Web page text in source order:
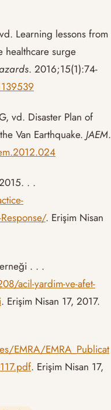
Learning lessons from
healthcare surge
. 2016;15(1):74-
vd. Disaster Plan of
Van Earthquake. JAEM.
. .
. Erişim Nisan
. . .
acil-yardim-ve-afet-
. Erişim Nisan 17, 2017.
EMRA/EMRA_Publicat
. Erişim Nisan 17,